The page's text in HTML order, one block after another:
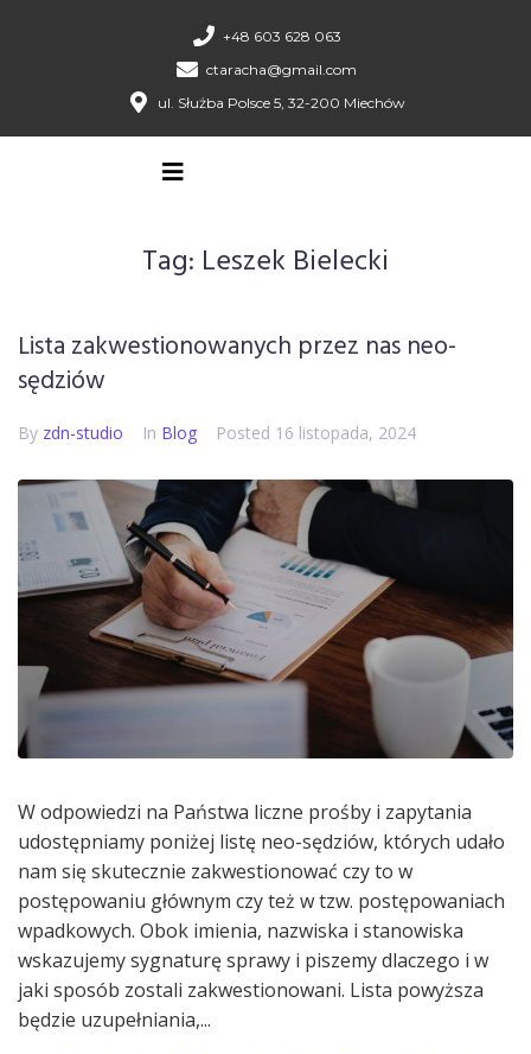
+48 603 628 063
ctaracha@gmail.com
ul. Służba Polsce 5, 32-200 Miechów
Tag: Leszek Bielecki
Lista zakwestionowanych przez nas neo-
sędziów
By zdn-studio In Blog Posted 16 listopada, 2024
W odpowiedzi na Państwa liczne prośby i zapytania
udostępniamy poniżej listę neo-sędziów, których udało
nam się skutecznie zakwestionować czy to w
postępowaniu głównym czy też w tzw. postępowaniach
wpadkowych. Obok imienia, nazwiska i stanowiska
wskazujemy sygnaturę sprawy i piszemy dlaczego i w
jaki sposób zostali zakwestionowani. Lista powyższa
będzie uzupełniania,...